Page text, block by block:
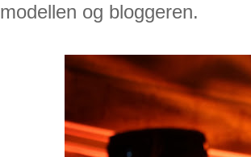
modellen og bloggeren.